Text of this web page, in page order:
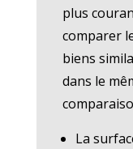
plus
comparer
biens
dans le
La